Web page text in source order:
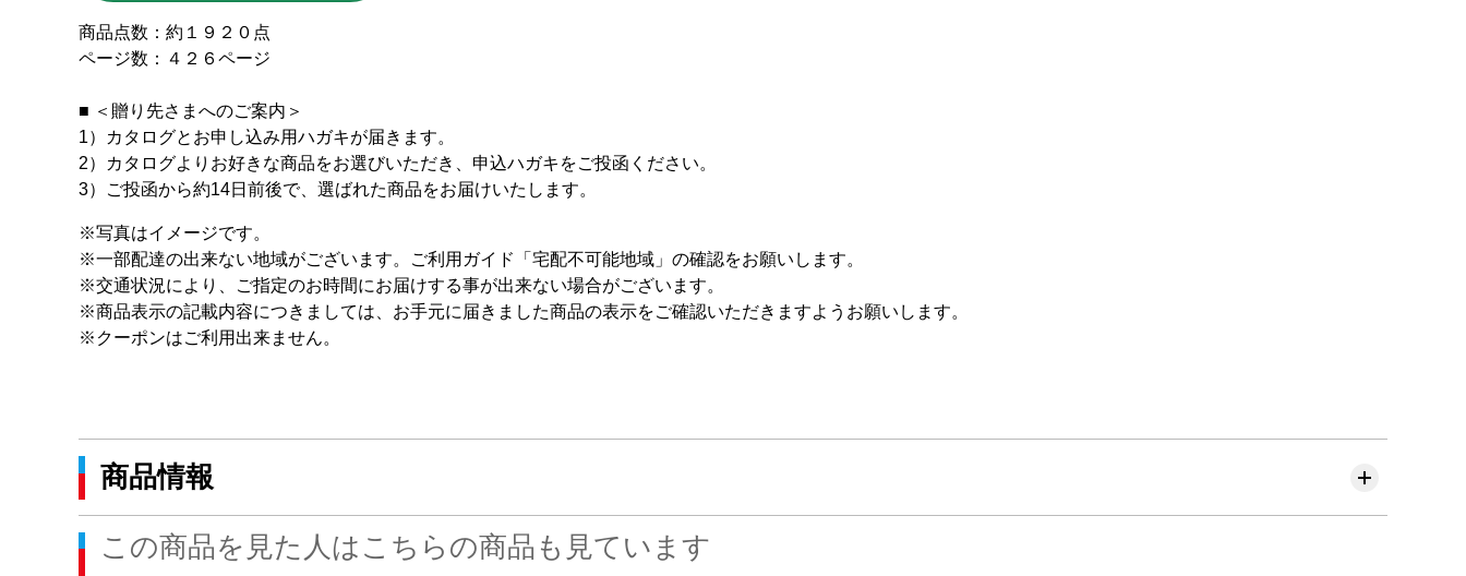
商品点数：約１９２０点
ページ数：４２６ページ
■ ＜贈り先さまへのご案内＞
1）カタログとお申し込み用ハガキが届きます。
2）カタログよりお好きな商品をお選びいただき、申込ハガキをご投函ください。
3）ご投函から約14日前後で、選ばれた商品をお届けいたします。
※写真はイメージです。
※一部配達の出来ない地域がございます。ご利用ガイド「宅配不可能地域」の確認をお願いします。
※交通状況により、ご指定のお時間にお届けする事が出来ない場合がございます。
※商品表示の記載内容につきましては、お手元に届きました商品の表示をご確認いただきますようお願いします。
※クーポンはご利用出来ません。
商品情報
この商品を見た人はこちらの商品も見ています